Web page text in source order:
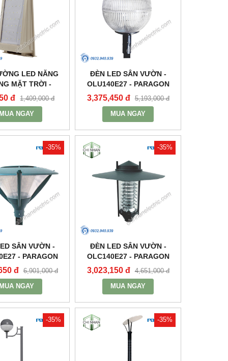
LED NĂNG
MẶT TRỜI -
- PARAGON
đ 1,409,000 đ
MUA NGAY
ĐÈN LED SÂN VƯỜN -
OLU140E27 - PARAGON
3,375,450 đ 5,193,000 đ
MUA NGAY
-35%
SÂN VƯỜN -
- PARAGON
đ 6,901,000 đ
MUA NGAY
-35%
ĐÈN LED SÂN VƯỜN -
OLC140E27 - PARAGON
3,023,150 đ 4,651,000 đ
MUA NGAY
-35% -35%